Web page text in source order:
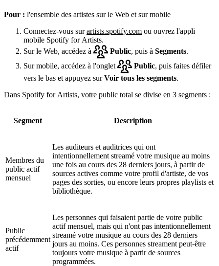
Pour : l'ensemble des artistes sur le Web et sur mobile
Connectez-vous surartists.spotify.com ou ouvrez l'appli
mobile Spotify for Artists.
Sur le Web, accédez à
Public, puis à Segments.
Sur mobile, accédez à l'onglet
Public, puis faites défiler
vers le bas et appuyez surVoir tous les segments.
Dans Spotify for Artists, votre public total se divise en 3 segments :
Segment Description
Membres du
public actif
mensuel
Les auditeurs et auditrices qui ont
intentionnellement streamé votre musique au moins
une fois au cours des 28 derniers jours, à partir de
sources actives comme votre profil d'artiste, de vos
pages des sorties, ou encore leurs propres playlists et
bibliothèque.
Public
précédemment
actif
Les personnes qui faisaient partie de votre public
actif mensuel, mais qui n'ont pas intentionnellement
streamé votre musique au cours des 28 derniers
jours au moins. Ces personnes streament peut-être
toujours votre musique à partir de sources
programmées.